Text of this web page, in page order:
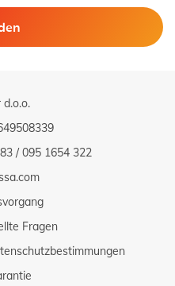
/095 1654 322
Fragen